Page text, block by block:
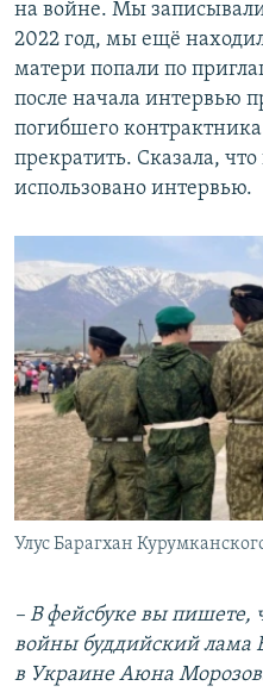
на войне. Мы
2022 год, мы ещё
матери попали по
после начала интервью
погибшего
прекратить. Сказала, что
использовано интервью.
Улус Барагхан
– В фейсбуке вы пишете,
войны буддийскийлама
в Украине Аюна